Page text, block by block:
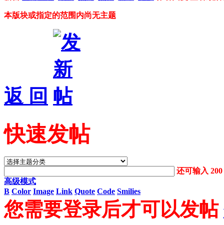
本版块或指定的范围内尚无主题
返 回
快速发帖
还可输入200
高级模式
B Color Image Link Quote Code Smilies
您需要登录后才可以发帖